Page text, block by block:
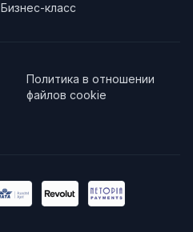
Бизнес-класс
Политика в отношении
файлов cookie